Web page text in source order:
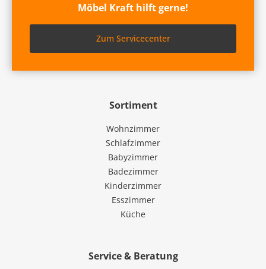
Sortiment
Wohnzimmer
Schlafzimmer
Babyzimmer
Badezimmer
Kinderzimmer
Esszimmer
Küche
Service & Beratung
Möbel Kraft hilft gerne!
Zum Servicecenter